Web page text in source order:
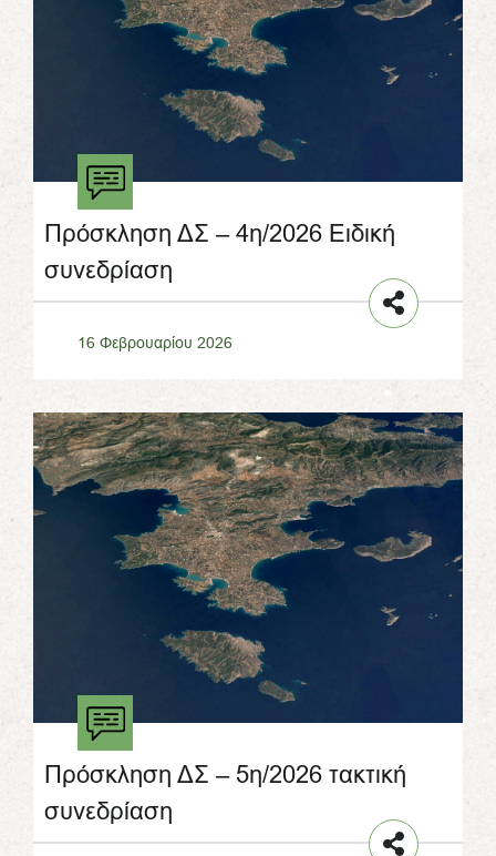
Πρόσκληση ΔΣ – 4η/2026 Ειδική
συνεδρίαση
16 Φεβρουαρίου 2026
Πρόσκληση ΔΣ – 5η/2026 τακτική
συνεδρίαση